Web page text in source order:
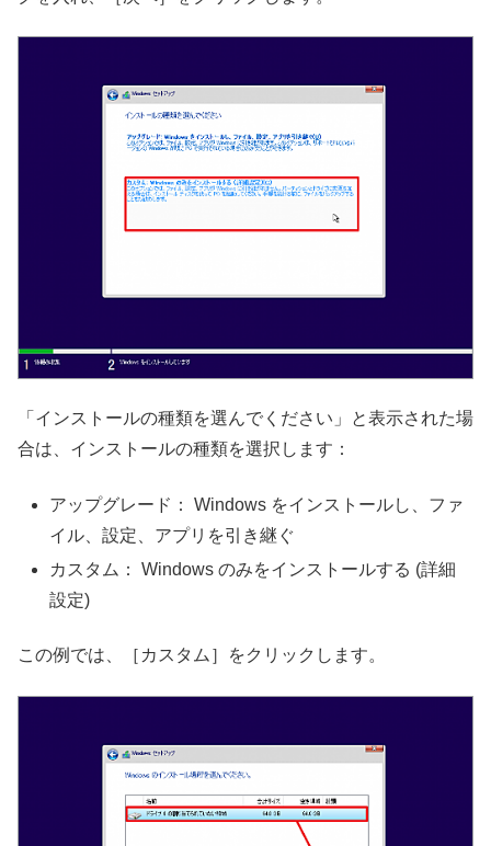
「インストールの種類を選んでください」と表示された場
合は、インストールの種類を選択します：
アップグレード： Windows をインストールし、ファ
イル、設定、アプリを引き継ぐ
カスタム： Windows のみをインストールする (詳細
設定)
この例では、［カスタム］をクリックします。